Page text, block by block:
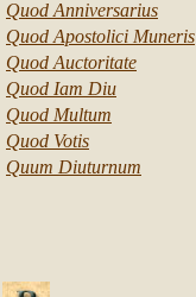
Quod Anniversarius
Quod Apostolici Muneris
Quod Auctoritate
Quod Iam Diu
Quod Multum
Quod Votis
Quum Diuturnum